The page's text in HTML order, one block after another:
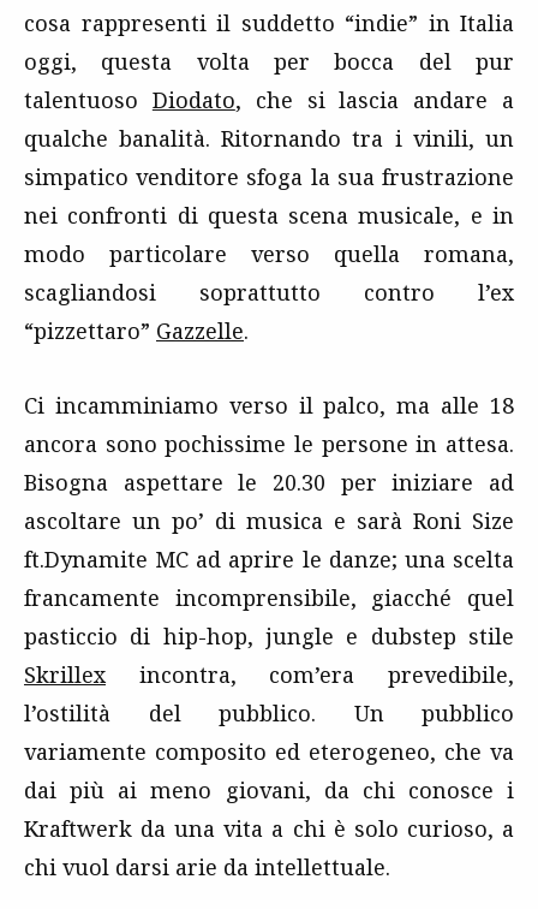
cosa rappresenti il suddetto “indie” in Italia
oggi, questa volta per bocca del pur
talentuoso Diodato, che si lascia andare a
qualche banalità. Ritornando tra i vinili, un
simpatico venditore sfoga la sua frustrazione
nei confronti di questa scena musicale, e in
modo particolare verso quella romana,
scagliandosi soprattutto contro l’ex
“pizzettaro” Gazzelle.
Ci incamminiamo verso il palco, ma alle 18
ancora sono pochissime le persone in attesa.
Bisogna aspettare le 20.30 per iniziare ad
ascoltare un po’ di musica e sarà Roni Size
ft.Dynamite MC ad aprire le danze; una scelta
francamente incomprensibile, giacché quel
pasticcio di hip-hop, jungle e dubstep stile
Skrillexincontra, com’era prevedibile,
l’ostilità del pubblico. Un pubblico
variamente composito ed eterogeneo, che va
dai più ai meno giovani, da chi conosce i
Kraftwerk da una vita a chi è solo curioso, a
chi vuol darsi arie da intellettuale.